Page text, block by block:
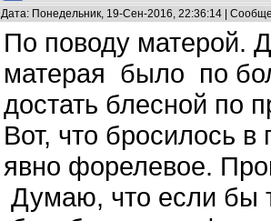
Дата: Понедельник, 19-Сен-2016, 22:36:14 |
По поводу матерой.
матерая было по
достать блесной по
Вот, что бросилось
явно форелевое.
Думаю, что если бы